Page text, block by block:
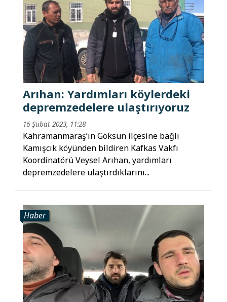
Arıhan: Yardımları köylerdeki
depremzedelere ulaştırıyoruz
16 Şubat 2023, 11:28
Kahramanmaraş’ın Göksun ilçesine bağlı
Kamışcık köyünden bildiren Kafkas Vakfı
Koordinatörü Veysel Arıhan, yardımları
depremzedelere ulaştırdıklarını...
Haber